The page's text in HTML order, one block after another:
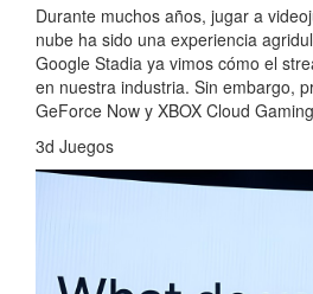
Durante muchos años, jugar a
nube ha sido una experiencia
Google Stadia ya vimos cómo el
en nuestra industria. Sin embargo,
GeForce Now y XBOX Cloud
3d Juegos